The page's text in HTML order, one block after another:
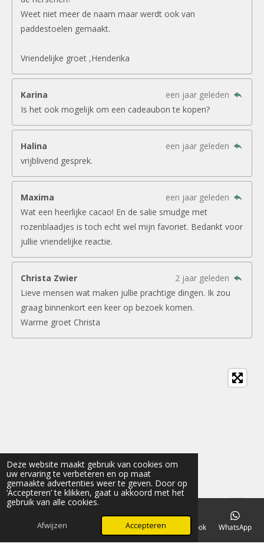
Deze website maakt gebruik van cookies om
uw ervaring te verbeteren en op maat
gemaakte advertenties weer te geven. Door op
‘Accepteren’ te klikken, gaat u akkoord met het
gebruik van alle cookies.
Afwijzen Accepteren
Weet niet meer de naam maar werdt ook van
paddestoelen gemaakt.
Vriendelijke groet ,Henderika
Karina
een jaar geleden
Is het ook mogelijk om een cadeaubon te kopen?
Halina
een jaar geleden
vrijblivend gesprek.
Maxima
een jaar geleden
Wat een heerlijke cacao! En de salie smudge met
rozenblaadjes is toch echt wel mijn favoriet. Bedankt voor
jullie vriendelijke reactie.
Christa Zwier
2 jaar geleden
Lieve mensen wat maken jullie prachtige dingen. Ik zou
graag binnenkort een keer op bezoek komen.
Warme groet Christa
E-mailadres Telefoonnummer Kaart Facebook WhatsApp